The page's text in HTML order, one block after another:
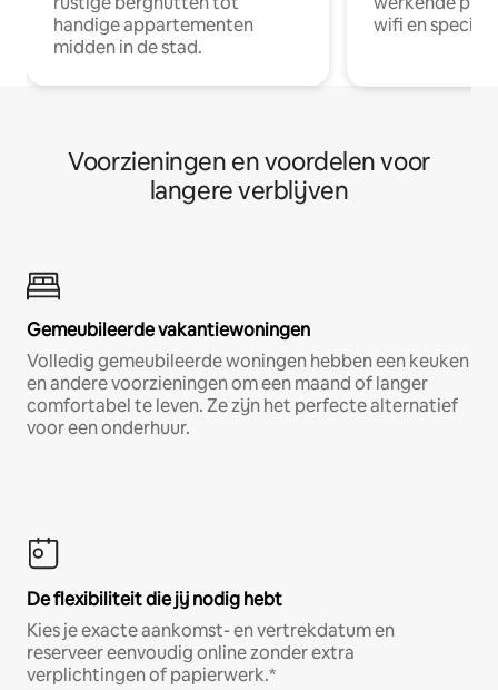
handige appartementen
midden in de stad.
wifi en
Voorzieningen en voordelen voor
langere verblijven
Gemeubileerde vakantiewoningen
Volledig gemeubileerde woningen hebben een keuken
en andere voorzieningen om een maand of langer
comfortabel te leven. Ze zijn het perfecte alternatief
voor een onderhuur.
De flexibiliteit die jij nodig hebt
Kies je exacte aankomst- en vertrekdatum en
reserveer eenvoudig online zonder extra
verplichtingen of papierwerk.*